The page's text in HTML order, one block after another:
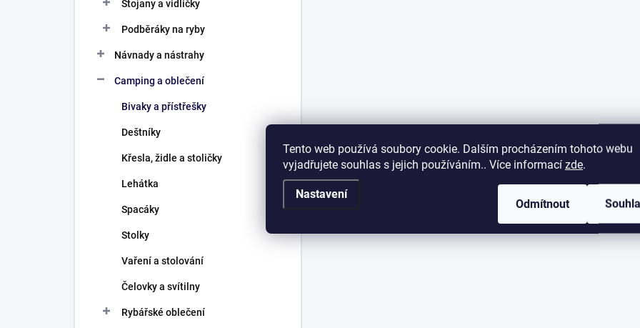
Tento web používá soubory cookie. Dalším procházením tohoto webu
vyjadřujete souhlas s jejich používáním.. Více informací zde.
Nastavení
Odmítnout
Stojany a vidličky
Podběráky na ryby
Návnady a nástrahy
Camping a oblečení
Bivaky a přístřešky
Deštníky
Křesla, židle a stoličky
Lehátka
Spacáky
Stolky
Vaření a stolování
Čelovky a svítilny
Rybářské oblečení